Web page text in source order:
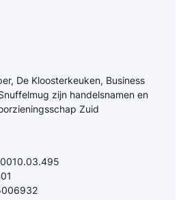
De Kloosterkeuken, Business
zijn handelsnamen en
Zuid